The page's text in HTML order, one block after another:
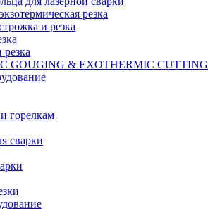
резка
и резка
GOUGING & EXOTHERMIC CUTTING
горелкам
сварки